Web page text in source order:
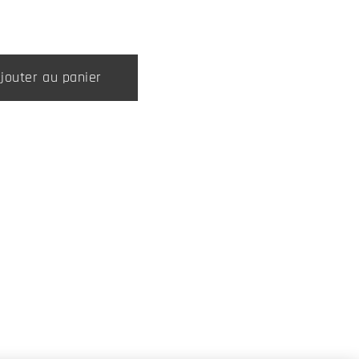
au panier